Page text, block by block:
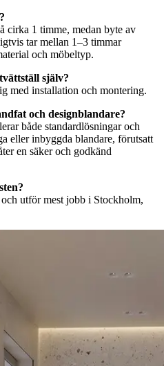
cirka 1 timme, medan byte av
tar mellan 1–3 timmar
och möbeltyp.
själv?
med installation och montering.
och designblandare?
både standardlösningar och
eller inbyggda blandare, förutsatt
en säker och godkänd
utför mest jobb i Stockholm,